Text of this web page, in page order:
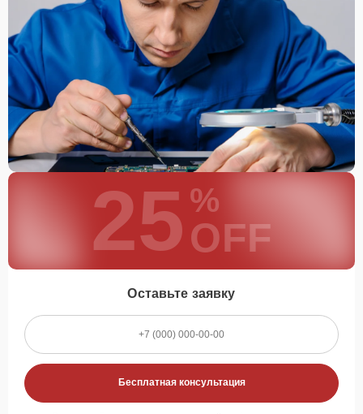
25 %
OFF
Оставьте заявку
Бесплатная консультация